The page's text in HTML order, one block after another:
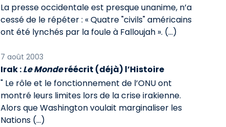
La presse occidentale est presque unanime, n’a
cessé de le répéter : « Quatre "civils" américains
ont été lynchés par la foule à Falloujah ». (…)
7 août 2003
Irak :Le Monderéécrit (déjà) l’Histoire
" Le rôle et le fonctionnement de l’ONU ont
montré leurs limites lors de la crise irakienne.
Alors que Washington voulait marginaliser les
Nations (…)